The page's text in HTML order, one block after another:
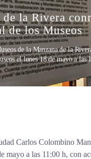
de la Rivera
de los Museos
de la Manzana de la
el lunes 18 de mayo a
Carlos Colombino
mayo a las 11:00 h, con